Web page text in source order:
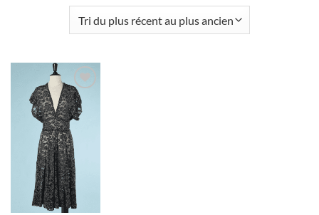
Ajouter
à la liste
d'envies